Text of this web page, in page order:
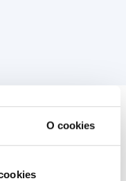
O cookies
hlavolamy, hry, úlohy